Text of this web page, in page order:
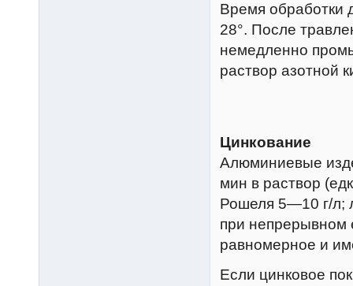
Время обработки
28°. После
немедленно
раствор азотной
Цинкование
Алюминиевые
мин в раствор
Рошеля 5—10 г/л;
при непрерывном
равномерное и
Если цинковое